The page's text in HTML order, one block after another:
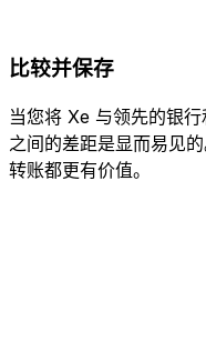
比较并保存
当您将 Xe 与领先的银
之间的差距是显而易见
转账都更有价值。